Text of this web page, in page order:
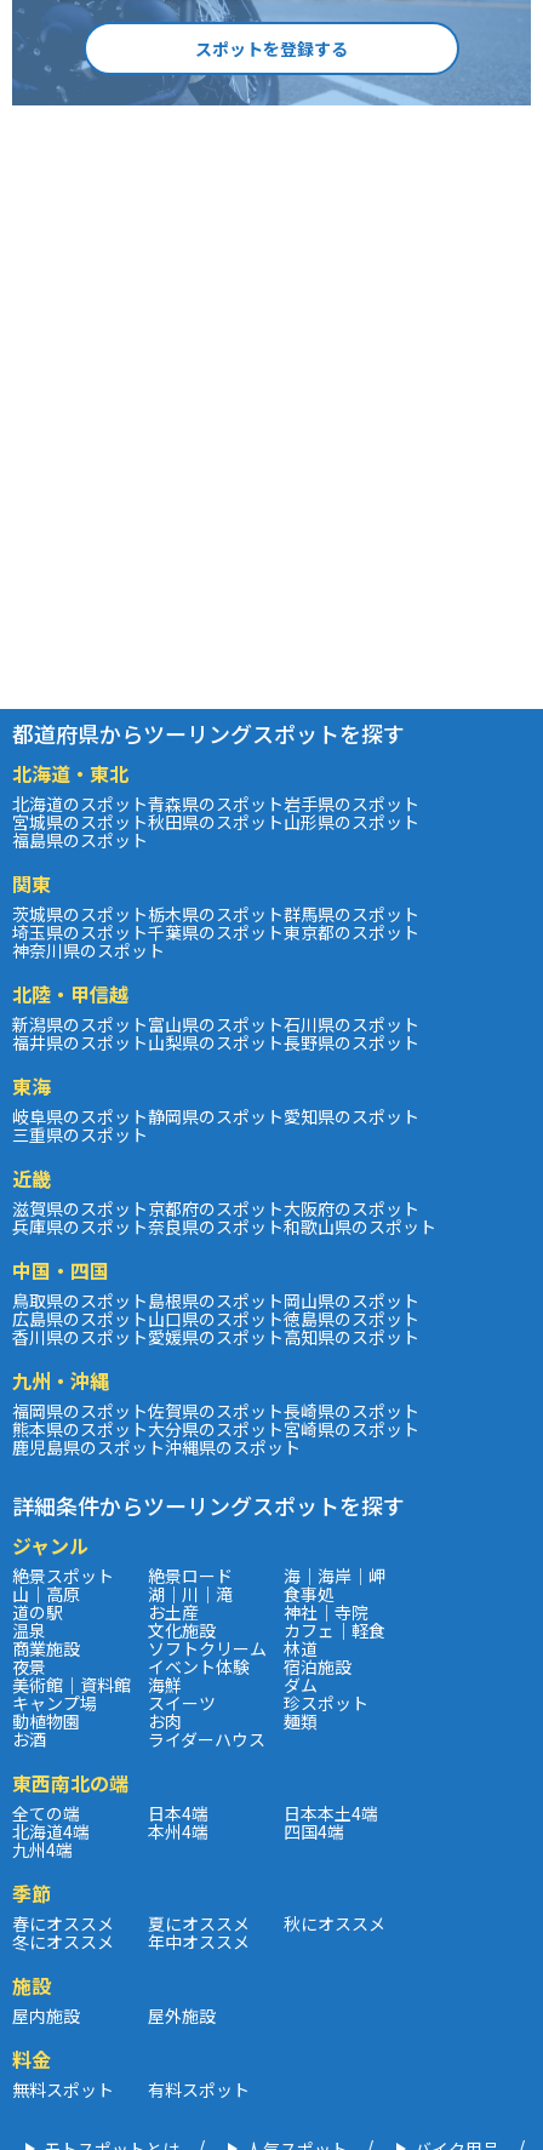
スポットを登録する
都道府県からツーリングスポットを探す
北海道・東北
北海道のスポット青森県のスポット岩手県のスポット
宮城県のスポット秋田県のスポット山形県のスポット
福島県のスポット
関東
茨城県のスポット栃木県のスポット群馬県のスポット
埼玉県のスポット千葉県のスポット東京都のスポット
神奈川県のスポット
北陸・甲信越
新潟県のスポット富山県のスポット石川県のスポット
福井県のスポット山梨県のスポット長野県のスポット
東海
岐阜県のスポット静岡県のスポット愛知県のスポット
三重県のスポット
近畿
滋賀県のスポット京都府のスポット大阪府のスポット
兵庫県のスポット奈良県のスポット和歌山県のスポット
中国・四国
鳥取県のスポット島根県のスポット岡山県のスポット
広島県のスポット山口県のスポット徳島県のスポット
香川県のスポット愛媛県のスポット高知県のスポット
九州・沖縄
福岡県のスポット佐賀県のスポット長崎県のスポット
熊本県のスポット大分県のスポット宮崎県のスポット
鹿児島県のスポット沖縄県のスポット
詳細条件からツーリングスポットを探す
ジャンル
絶景スポット 絶景ロード 海｜海岸｜岬
山｜高原 湖｜川｜滝 食事処
道の駅 お土産 神社｜寺院
温泉 文化施設 カフェ｜軽食
商業施設 ソフトクリーム 林道
夜景 イベント体験 宿泊施設
美術館｜資料館 海鮮 ダム
キャンプ場 スイーツ 珍スポット
動植物園 お肉 麺類
お酒 ライダーハウス
東西南北の端
全ての端 日本4端 日本本土4端
北海道4端 本州4端 四国4端
九州4端
季節
春にオススメ 夏にオススメ 秋にオススメ
冬にオススメ 年中オススメ
施設
屋内施設 屋外施設
料金
無料スポット 有料スポット